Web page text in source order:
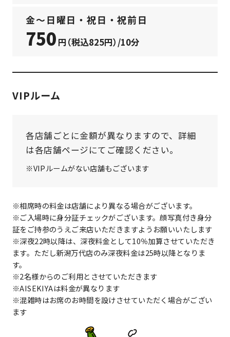
金〜日曜日・祝日・祝前日
750 円（税込825円）/10分
VIPルーム
各店舗ごとに金額が異なりますので、詳細
は各店舗ページにてご確認ください。
※VIPルームがない店舗もございます
※相席時の料金は店舗により異なる場合がございます。
※ご入場時に身分証チェックがございます。顔写真付き身分
証をご持参のうえご来店いただきますようお願いいたします
※深夜22時以降は、深夜料金として10％加算させていただき
ます。ただし新潟万代店のみ深夜料金は25時以降となりま
す。
※2名様からのご利用とさせていただきます
※AISEKIYAは料金が異なります
※混雑時はお席のお時間を設けさせていただく場合がござい
ます